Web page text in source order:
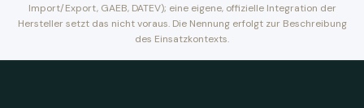
Import/Export, GAEB, DATEV); eine eigene, offizielle Integration der
Hersteller setzt das nicht voraus. Die Nennung erfolgt zur Beschreibung
des Einsatzkontexts.